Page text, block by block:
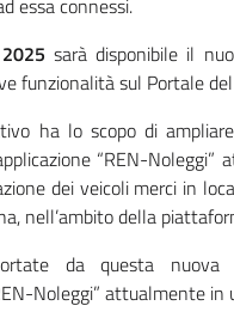
essa connessi.
sarà disponibile il
funzionalità sul Portale
ha lo scopo di
“REN-Noleggi”
dei veicoli merci in
nell’ambito della
da questa nuova
Noleggi” attualmente in